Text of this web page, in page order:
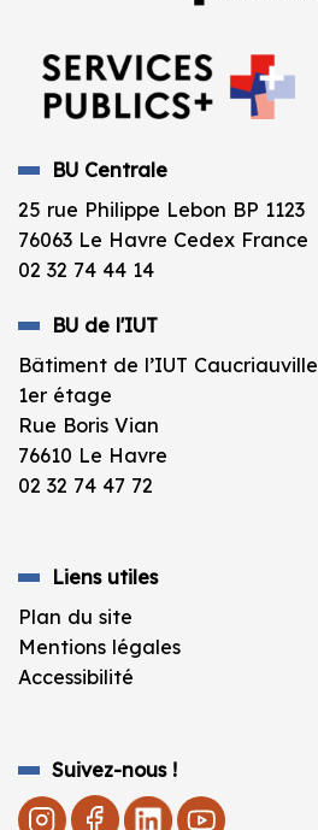
BU Centrale
25 rue Philippe Lebon BP 1123
76063 Le Havre Cedex France
02 32 74 44 14
BU de l'IUT
Bâtiment de l’IUT Caucriauville
1er étage
Rue Boris Vian
76610 Le Havre
02 32 74 47 72
Liens utiles
Plan du site
Mentions légales
Accessibilité
Suivez-nous !